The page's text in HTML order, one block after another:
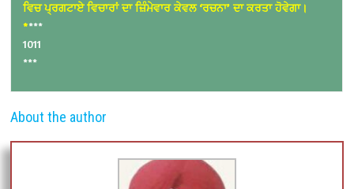
ਵਿਚ ਪ੍ਰਗਟਾਏ ਵਿਚਾਰਾਂ ਦਾ ਜ਼ਿੰਮੇਵਾਰ ਕੇਵਲ ‘ਰਚਨਾ’ ਦਾ ਕਰਤਾ ਹੋਵੇਗਾ।
****
1011
***
About the author